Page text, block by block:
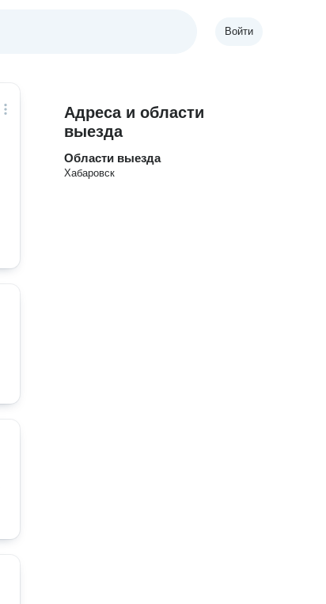
Войти
Адреса и области
выезда
Области выезда
Хабаровск